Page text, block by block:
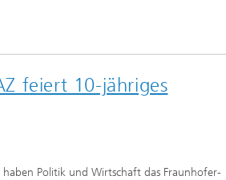
feiert 10-jähriges
Politik und Wirtschaft das Fraunhofer-